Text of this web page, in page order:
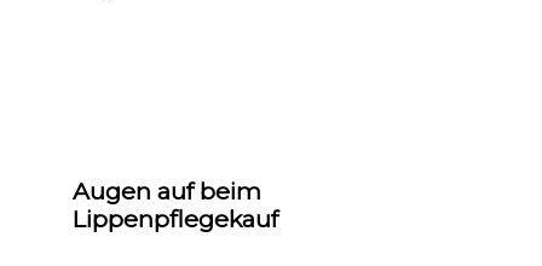
Augen auf beim
Lippenpflegekauf